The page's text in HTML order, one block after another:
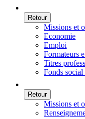
Retour
Missions et
Economie
Emploi
Formateurs
Titres
Fonds
Retour
Missions et